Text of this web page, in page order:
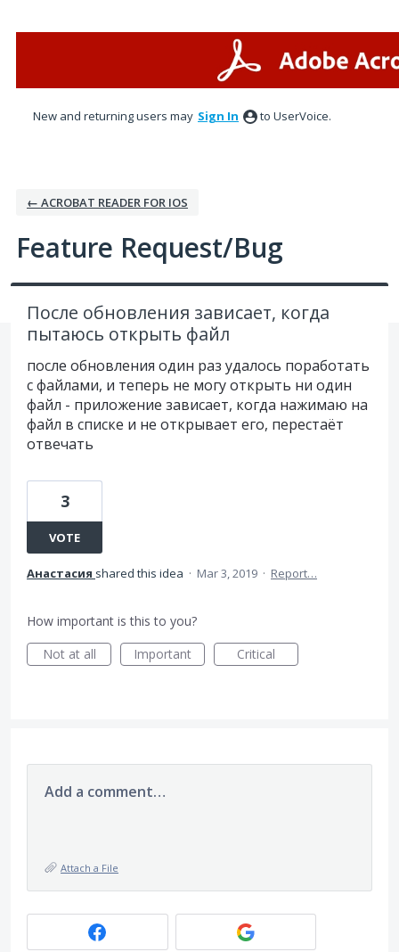
New and returning users may Sign In to UserVoice.
← ACROBAT READER FOR IOS
Feature Request/Bug
После обновления зависает, когда
пытаюсь открыть файл
после обновления один раз удалось поработать
с файлами, и теперь не могу открыть ни один
файл - приложение зависает, когда нажимаю на
файл в списке и не открывает его, перестаёт
отвечать
3
VOTE
Анастасия shared this idea · Mar 3, 2019 · Report…
How important is this to you?
Not at all
Important Critical
Add a comment…
Attach a File